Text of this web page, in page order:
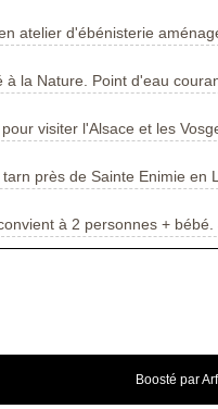
atelier d'ébénisterie
la Nature. Point d'eau
visiter l'Alsace et les
près de Sainte Enimie en
à 2 personnes + bébé.
Boosté par